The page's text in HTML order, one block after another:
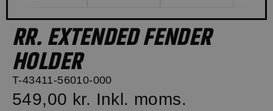
RR. EXTENDED FENDER
HOLDER
T-43411-56010-000
549,00 kr. Inkl. moms.